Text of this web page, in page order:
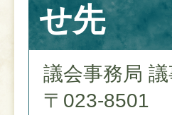
せ先
議会事務局
〒023-8501